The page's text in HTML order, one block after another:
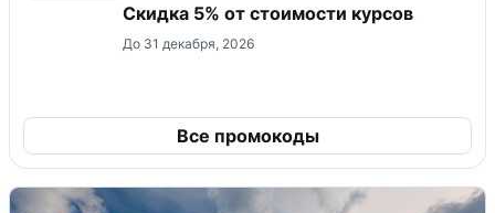
Скидка 5% от стоимости курсов
До 31 декабря, 2026
Все промокоды